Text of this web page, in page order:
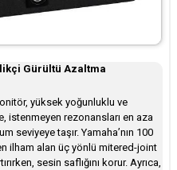
Gürültü Azaltma
yüksek yoğunluklu ve
istenmeyen rezonansları en aza
seviyeye taşır. Yamaha’nın 100
ilham alan üç yönlü mitered-joint
sesin saflığını korur. Ayrıca,